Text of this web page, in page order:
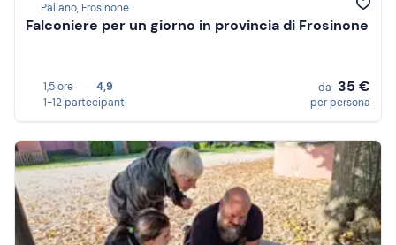
Paliano, Frosinone
Falconiere per un giorno in provincia di Frosinone
1,5 ore
4,9
1-12 partecipanti
da 35 €
per persona